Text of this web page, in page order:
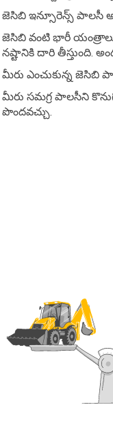
జెసిబి ఇన్సూరెన్స్ పాలసీ
జెసిబి వంటి భారీ
నష్టానికి దారి తీస్తుంది.
మీరు ఎంచుకున్న జెసిబి
మీరు సమగ్ర పాలసీని
పొందవచ్చు.